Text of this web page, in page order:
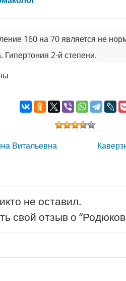
160 на 70 является не
Гипертония 2-й степени.
Витальевна
не оставил.
свой отзыв о